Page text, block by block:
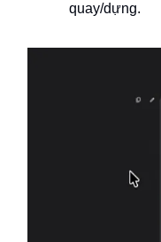
quay/dựng.